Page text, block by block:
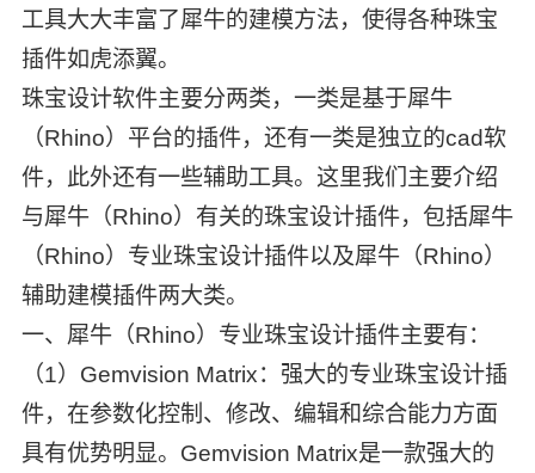
工具大大丰富了犀牛的建模方法，使得各种珠宝
插件如虎添翼。
珠宝设计软件主要分两类，一类是基于犀牛
（Rhino）平台的插件，还有一类是独立的cad软
件，此外还有一些辅助工具。这里我们主要介绍
与犀牛（Rhino）有关的珠宝设计插件，包括犀牛
（Rhino）专业珠宝设计插件以及犀牛（Rhino）
辅助建模插件两大类。
一、犀牛（Rhino）专业珠宝设计插件主要有：
（1）Gemvision Matrix：强大的专业珠宝设计插
件，在参数化控制、修改、编辑和综合能力方面
具有优势明显。Gemvision Matrix是一款强大的